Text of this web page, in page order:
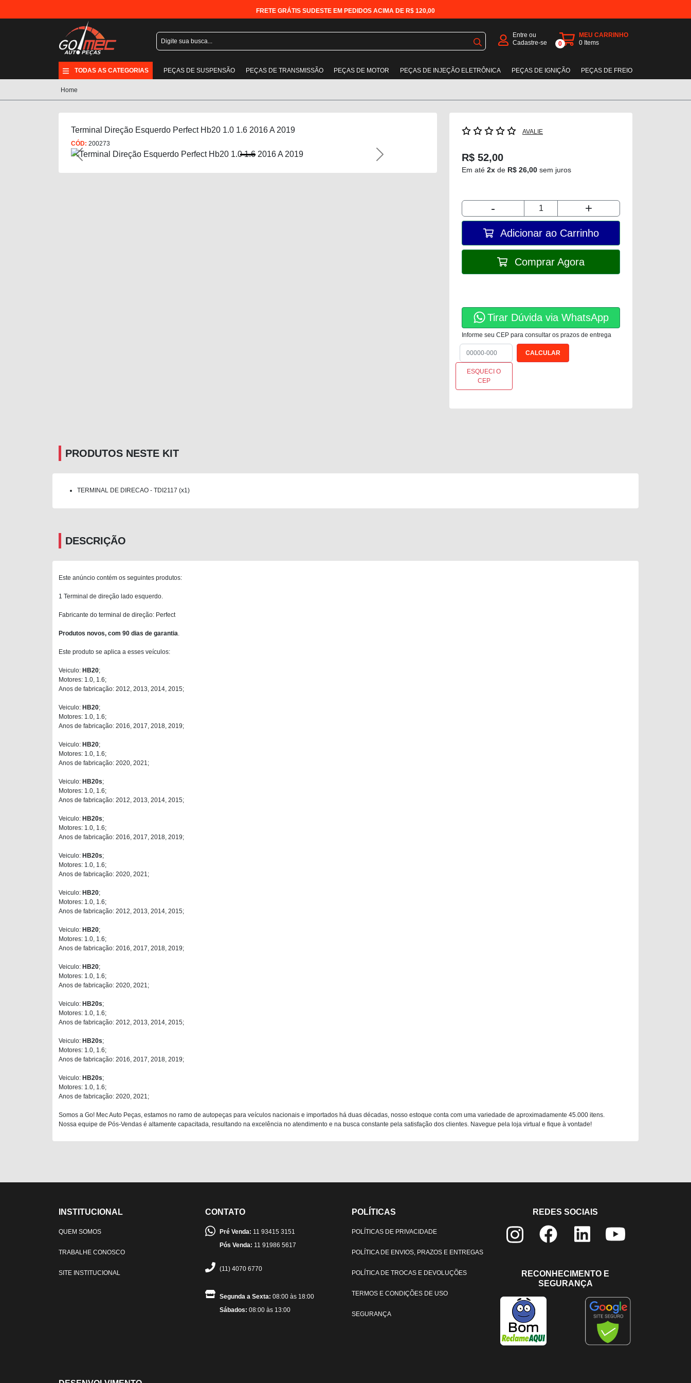
FRETE GRÁTIS SUDESTE EM PEDIDOS ACIMA DE R$ 120,00
Entre ou
Cadastre-se
0
MEU CARRINHO
0 Items
TODAS AS CATEGORIAS PEÇAS DE SUSPENSÃO PEÇAS DE TRANSMISSÃO PEÇAS DE MOTOR PEÇAS DE INJEÇÃO ELETRÔNICA PEÇAS DE IGNIÇÃO PEÇAS DE FREIO
Home
Terminal Direção Esquerdo Perfect Hb20 1.0 1.6 2016 A 2019
CÓD: 200273
Previous Next
AVALIE
R$ 52,00
Em até 2x de R$ 26,00 sem juros
- +
Adicionar ao Carrinho
Comprar Agora
Tirar Dúvida via WhatsApp
Informe seu CEP para consultar os prazos de entrega
ESQUECI O
CEP
PRODUTOS NESTE KIT
TERMINAL DE DIRECAO - TDI2117 (x1)
DESCRIÇÃO
Este anúncio contém os seguintes produtos:
1 Terminal de direção lado esquerdo.
Fabricante do terminal de direção: Perfect
Produtos novos, com 90 dias de garantia
Este produto se aplica a esses veículos:
Veiculo: HB20;
Motores: 1.0, 1.6;
Anos de fabricação: 2012, 2013, 2014, 2015;
Veiculo: HB20;
Motores: 1.0, 1.6;
Anos de fabricação: 2016, 2017, 2018, 2019;
Veiculo: HB20;
Motores: 1.0, 1.6;
Anos de fabricação: 2020, 2021;
Veiculo: HB20s;
Motores: 1.0, 1.6;
Anos de fabricação: 2012, 2013, 2014, 2015;
Veiculo: HB20s;
Motores: 1.0, 1.6;
Anos de fabricação: 2016, 2017, 2018, 2019;
Veiculo: HB20s;
Motores: 1.0, 1.6;
Anos de fabricação: 2020, 2021;
Veiculo: HB20;
Motores: 1.0, 1.6;
Anos de fabricação: 2012, 2013, 2014, 2015;
Veiculo: HB20;
Motores: 1.0, 1.6;
Anos de fabricação: 2016, 2017, 2018, 2019;
Veiculo: HB20;
Motores: 1.0, 1.6;
Anos de fabricação: 2020, 2021;
Veiculo: HB20s;
Motores: 1.0, 1.6;
Anos de fabricação: 2012, 2013, 2014, 2015;
Veiculo: HB20s;
Motores: 1.0, 1.6;
Anos de fabricação: 2016, 2017, 2018, 2019;
Veiculo: HB20s;
Motores: 1.0, 1.6;
Anos de fabricação: 2020, 2021;
Somos a Go! Mec Auto Peças, estamos no ramo de autopeças para veículos nacionais e importados há duas décadas, nosso estoque conta com uma variedade de aproximadamente 45.000 itens.
Nossa equipe de Pós-Vendas é altamente capacitada, resultando na excelência no atendimento e na busca constante pela satisfação dos clientes. Navegue pela loja virtual e fique à vontade!
INSTITUCIONAL
QUEM SOMOS
TRABALHE CONOSCO
SITE INSTITUCIONAL
CONTATO
Pré Venda: 11 93415 3151
Pós Venda: 11 91986 5617
(11) 4070 6770
Segunda a Sexta: 08:00 às 18:00
Sábados: 08:00 às 13:00
POLÍTICAS
POLÍTICAS DE PRIVACIDADE
POLÍTICA DE ENVIOS, PRAZOS E ENTREGAS
POLÍTICA DE TROCAS E DEVOLUÇÕES
TERMOS E CONDIÇÕES DE USO
SEGURANÇA
REDES SOCIAIS
RECONHECIMENTO E
SEGURANÇA